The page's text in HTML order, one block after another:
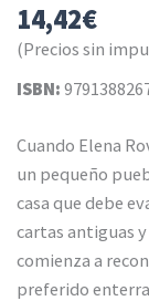
14,42€
(Precios sin
ISBN:
Cuando Elena
un pequeño
casa que debe
cartas antiguas
comienza a
preferido